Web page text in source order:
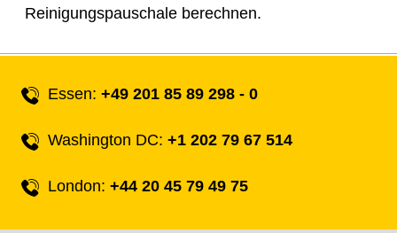
Reinigungspauschale berechnen.
Essen:+49 201 85 89 298 - 0
Washington DC:+1 202 79 67 514
London:+44 20 45 79 49 75